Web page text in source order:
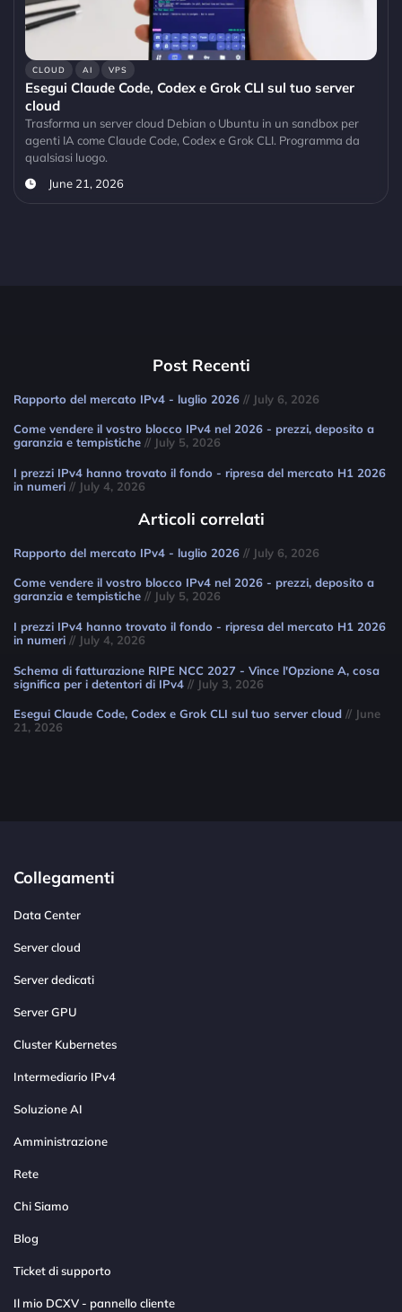
CLOUD AI VPS
Esegui Claude Code, Codex e Grok CLI sul tuo server
cloud
Trasforma un server cloud Debian o Ubuntu in un sandbox per
agenti IA come Claude Code, Codex e Grok CLI. Programma da
qualsiasi luogo.
June 21, 2026
Post Recenti
Rapporto del mercato IPv4 - luglio 2026 // July 6, 2026
Come vendere il vostro blocco IPv4 nel 2026 - prezzi, deposito a
garanzia e tempistiche // July 5, 2026
I prezzi IPv4 hanno trovato il fondo - ripresa del mercato H1 2026
in numeri // July 4, 2026
Articoli correlati
Rapporto del mercato IPv4 - luglio 2026 // July 6, 2026
Come vendere il vostro blocco IPv4 nel 2026 - prezzi, deposito a
garanzia e tempistiche // July 5, 2026
I prezzi IPv4 hanno trovato il fondo - ripresa del mercato H1 2026
in numeri // July 4, 2026
Schema di fatturazione RIPE NCC 2027 - Vince l'Opzione A, cosa
significa per i detentori di IPv4 // July 3, 2026
Esegui Claude Code, Codex e Grok CLI sul tuo server cloud // June
21, 2026
Collegamenti
Data Center
Server cloud
Server dedicati
Server GPU
Cluster Kubernetes
Intermediario IPv4
Soluzione AI
Amministrazione
Rete
Chi Siamo
Blog
Ticket di supporto
Il mio DCXV - pannello cliente